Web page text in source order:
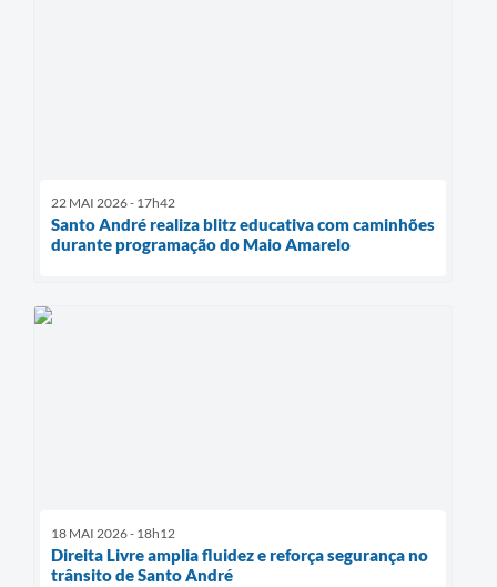
22 MAI 2026 - 17h42
Santo André realiza blitz educativa com caminhões
durante programação do Maio Amarelo
18 MAI 2026 - 18h12
Direita Livre amplia fluidez e reforça segurança no
trânsito de Santo André